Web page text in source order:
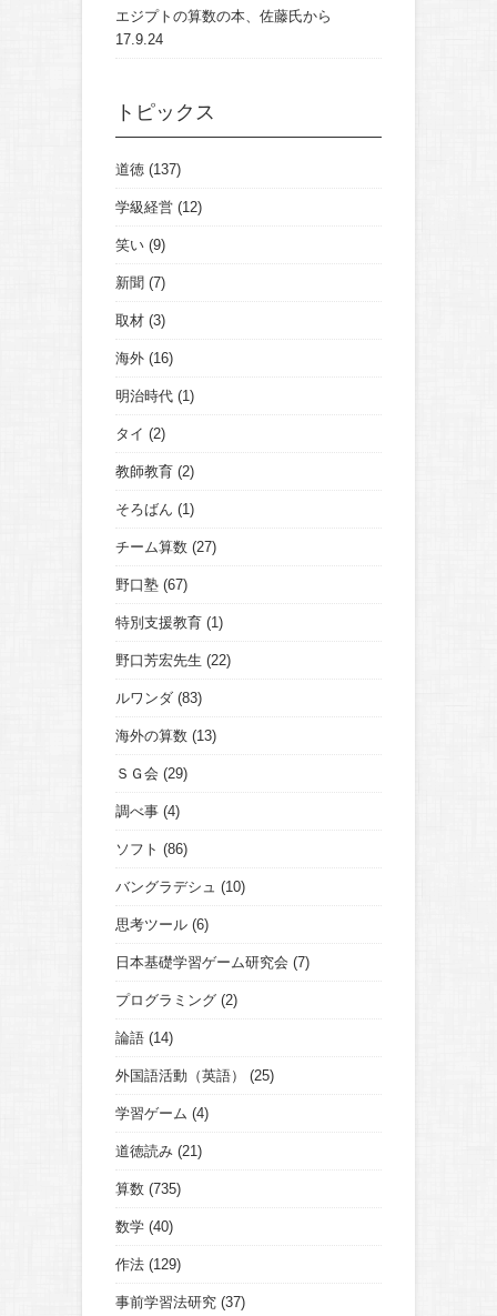
エジプトの算数の本、佐藤氏から
17.9.24
トピックス
道徳 (137)
学級経営 (12)
笑い (9)
新聞 (7)
取材 (3)
海外 (16)
明治時代 (1)
タイ (2)
教師教育 (2)
そろばん (1)
チーム算数 (27)
野口塾 (67)
特別支援教育 (1)
野口芳宏先生 (22)
ルワンダ (83)
海外の算数 (13)
ＳＧ会 (29)
調べ事 (4)
ソフト (86)
バングラデシュ (10)
思考ツール (6)
日本基礎学習ゲーム研究会 (7)
プログラミング (2)
論語 (14)
外国語活動（英語） (25)
学習ゲーム (4)
道徳読み (21)
算数 (735)
数学 (40)
作法 (129)
事前学習法研究 (37)